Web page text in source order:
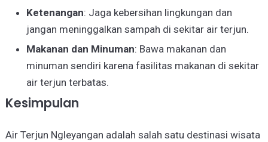
Ketenangan: Jaga kebersihan lingkungan dan
jangan meninggalkan sampah di sekitar air terjun.
Makanan dan Minuman: Bawa makanan dan
minuman sendiri karena fasilitas makanan di sekitar
air terjun terbatas.
Kesimpulan
Air Terjun Ngleyangan adalah salah satu destinasi wisata